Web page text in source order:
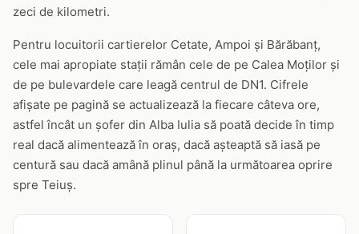
zeci de kilometri.
Pentru locuitorii cartierelor Cetate, Ampoi și Bărăbanț,
cele mai apropiate stații rămân cele de pe Calea Moților și
de pe bulevardele care leagă centrul de DN1. Cifrele
afișate pe pagină se actualizează la fiecare câteva ore,
astfel încât un șofer din Alba Iulia să poată decide în timp
real dacă alimentează în oraș, dacă așteaptă să iasă pe
centură sau dacă amână plinul până la următoarea oprire
spre Teiuș.